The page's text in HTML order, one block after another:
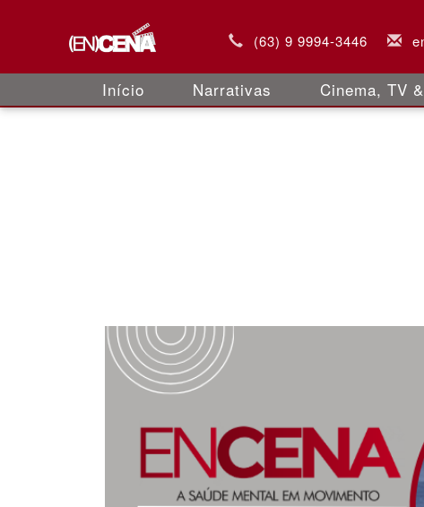
(63) 9 9994-3446
Início Narrativas Cinema, TV